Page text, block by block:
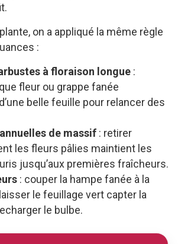
on a appliqué la même règle
:
à floraison longue :
fleur ou grappe fanée
belle feuille pour relancer des
de massif : retirer
les fleurs pâlies maintient les
jusqu’aux premières fraîcheurs.
: couper la hampe fanée à la
le feuillage vert capter la
le bulbe.